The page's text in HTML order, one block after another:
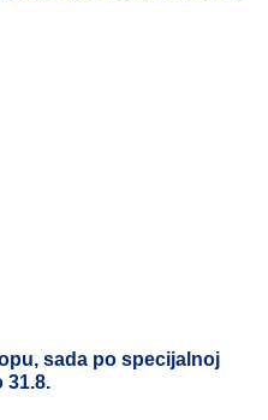
sada po specijalnoj
31.8.